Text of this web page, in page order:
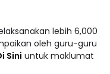
lebih 6,000
oleh guru-guru
Sini untuk maklumat